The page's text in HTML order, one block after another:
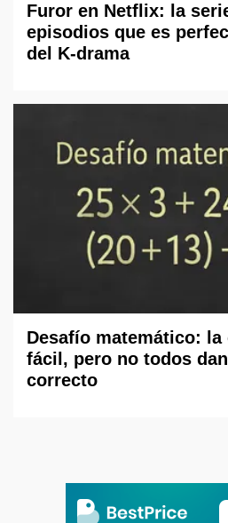
Furor en Netflix: la
episodios que es
del K-drama
Desafío matemático: la
fácil, pero no todos
correcto